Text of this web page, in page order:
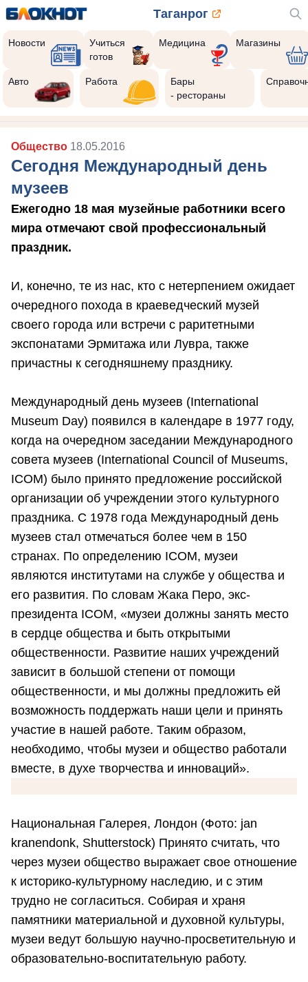
Таганрог
Новости
Учиться
готов
Медицина Магазины
Авто Работа
Бары
- рестораны
Общество 18.05.2016
Сегодня Международный день
музеев
Ежегодно 18 мая музейные работники всего
мира отмечают свой профессиональный
праздник.
И, конечно, те из нас, кто с нетерпением ожидает
очередного похода в краеведческий музей
своего города или встречи с раритетными
экспонатами Эрмитажа или Лувра, также
причастны к сегодняшнему празднику.
Международный день музеев (International
Museum Day) появился в календаре в 1977 году,
когда на очередном заседании Международного
совета музеев (International Council of Museums,
ICOM) было принято предложение российской
организации об учреждении этого культурного
праздника. С 1978 года Международный день
музеев стал отмечаться более чем в 150
странах. По определению ICOM, музеи
являются институтами на службе у общества и
его развития. По словам Жака Перо, экс-
президента ICOM, «музеи должны занять место
в сердце общества и быть открытыми
общественности. Развитие наших учреждений
зависит в большой степени от помощи
общественности, и мы должны предложить ей
возможность поддержать наши цели и принять
участие в нашей работе. Таким образом,
необходимо, чтобы музеи и общество работали
вместе, в духе творчества и инноваций».
Национальная Галерея, Лондон (Фото: jan
kranendonk, Shutterstock) Принято считать, что
через музеи общество выражает свое отношение
к историко-культурному наследию, и с этим
трудно не согласиться. Собирая и храня
памятники материальной и духовной культуры,
музеи ведут большую научно-просветительную и
образовательно-воспитательную работу.